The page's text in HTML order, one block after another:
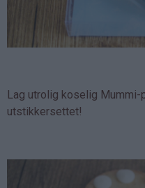
Lag utrolig koselig
utstikkersettet!